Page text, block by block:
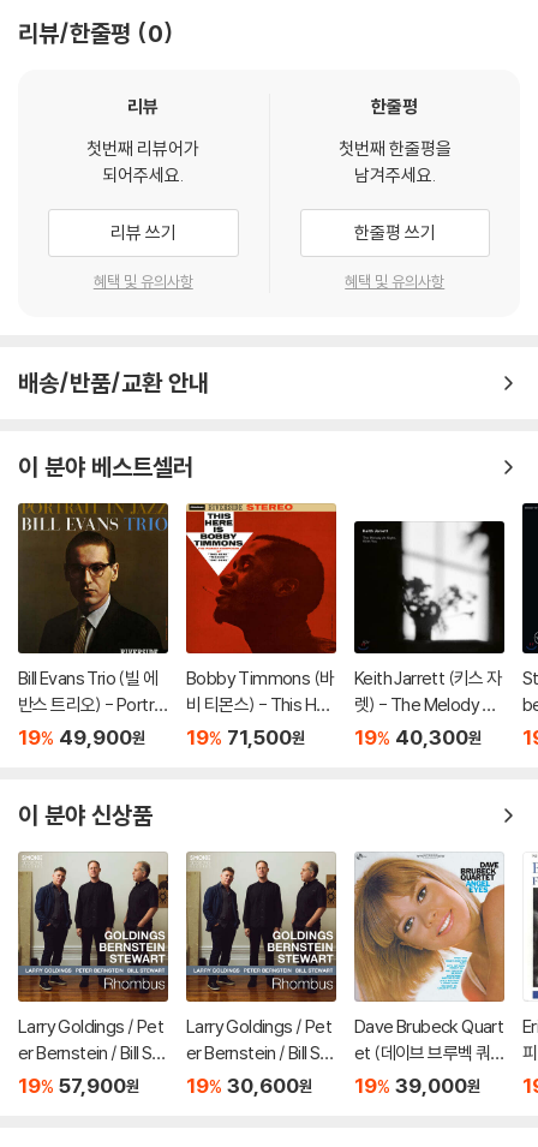
리뷰/한줄평 0
리뷰
첫번째 리뷰어가
되어주세요.
리뷰 쓰기
혜택 및 유의사항
한줄평
첫번째 한줄평을
남겨주세요.
한줄평 쓰기
혜택 및 유의사항
배송/반품/교환 안내
이 분야 베스트셀러
Bill Evans Trio (빌 에
반스 트리오) - Portrai
t In Jazz [LP]
19% 49,900원
Bobby Timmons (바
비 티몬스) - This Her
e Is Bobby Timmon
19% 71,500원
Keith Jarrett (키스 자
렛) - The Melody At
Night, With You [LP]
19% 40,300원
이 분야 신상품
Larry Goldings / Pet
er Bernstein / Bill St
ewart (래리 골딩스 /
19% 57,900원
Larry Goldings / Pet
er Bernstein / Bill St
ewart (래리 골딩스 /
19% 30,600원
Dave Brubeck Quart
et (데이브 브루벡 쿼
텟) - Angel Eyes [L
19% 39,000원